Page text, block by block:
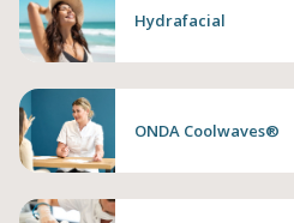
Hydrafacial
ONDA Coolwaves®